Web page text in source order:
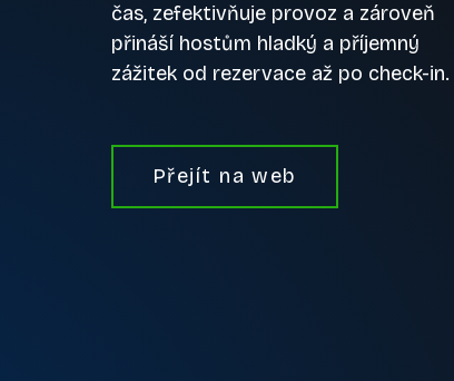
čas, zefektivňuje provoz a zároveň
přináší hostům hladký a příjemný
zážitek od rezervace až po check-in.
Přejít na web